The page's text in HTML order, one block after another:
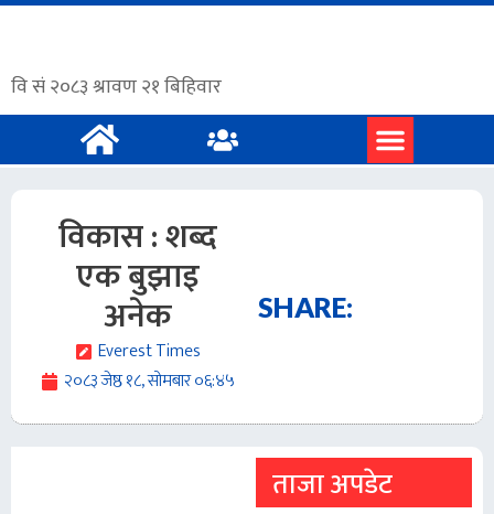
विकास : शब्द
एक बुझाइ
अनेक
Everest Times
२०८३ जेष्ठ १८, सोमबार ०६:४५
SHARE:
ताजा अपडेट